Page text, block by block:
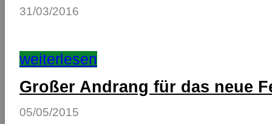
31/03/2016
weiterlesen
Großer Andrang für das neue
05/05/2015